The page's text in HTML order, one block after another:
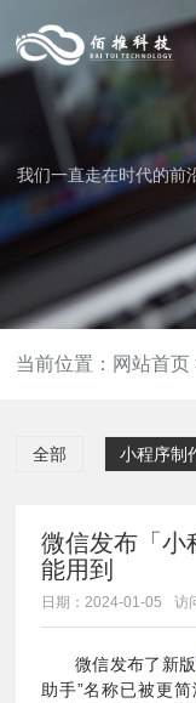
我们一直走在时代的前
当前位置： 网站首页
全部 小程序制
微信发布「小
能用到
日期：2024-01-05 访
微信发布了新
助手”名称已被更